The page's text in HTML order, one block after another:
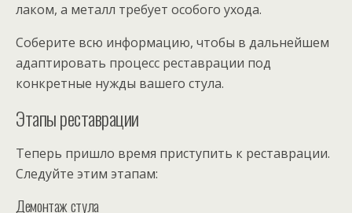
лаком, а металл требует особого ухода.
Соберите всю информацию, чтобы в дальнейшем
адаптировать процесс реставрации под
конкретные нужды вашего стула.
Этапы реставрации
Теперь пришло время приступить к реставрации.
Следуйте этим этапам:
Демонтаж стула